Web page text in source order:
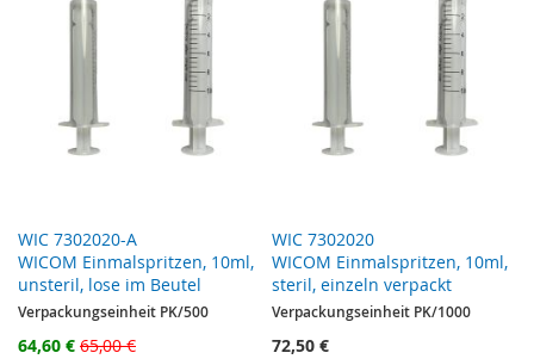
WIC 7302020-A
WICOM Einmalspritzen, 10ml,
unsteril, lose im Beutel
Verpackungseinheit PK/500
Sonderangebot
64,60 € 65,00 €
WIC 7302020
WICOM Einmalspritzen, 10ml,
steril, einzeln verpackt
Verpackungseinheit PK/1000
72,50 €